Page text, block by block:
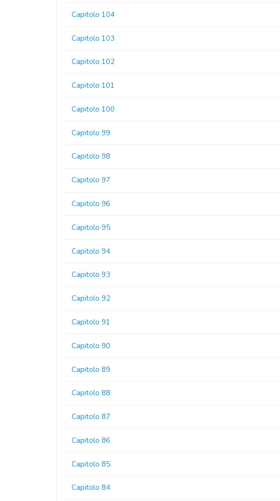
Capitolo 104
Capitolo 103
Capitolo 102
Capitolo 101
Capitolo 100
Capitolo 99
Capitolo 98
Capitolo 97
Capitolo 96
Capitolo 95
Capitolo 94
Capitolo 93
Capitolo 92
Capitolo 91
Capitolo 90
Capitolo 89
Capitolo 88
Capitolo 87
Capitolo 86
Capitolo 85
Capitolo 84